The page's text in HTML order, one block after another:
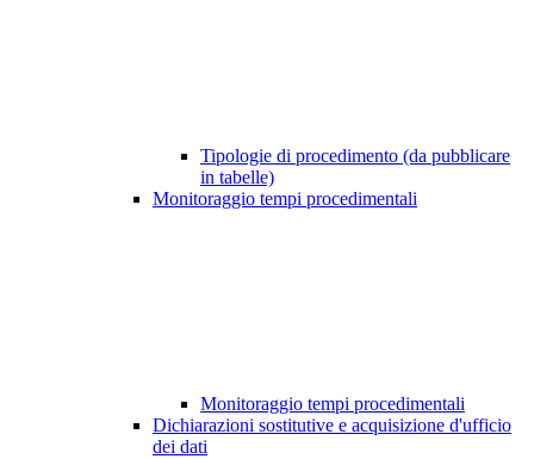
Tipologie di procedimento (da pubblicare
in tabelle)
Monitoraggio tempi procedimentali
Monitoraggio tempi procedimentali
Dichiarazioni sostitutive e acquisizione d'ufficio
dei dati